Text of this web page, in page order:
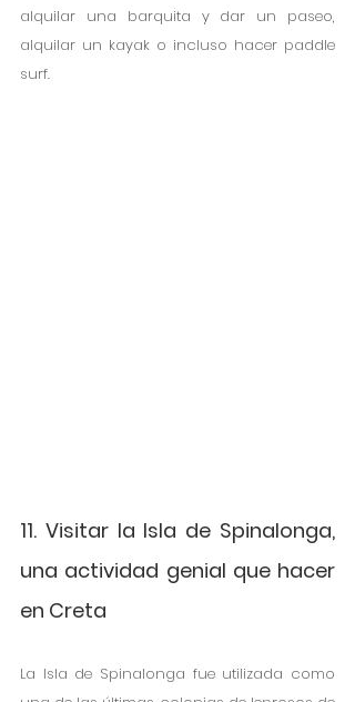
alquilar una barquita y dar un paseo,
alquilar un kayak o incluso hacer paddle
surf.
11. Visitar la Isla de Spinalonga,
una actividad genial que hacer
en Creta
La Isla de Spinalonga fue utilizada como